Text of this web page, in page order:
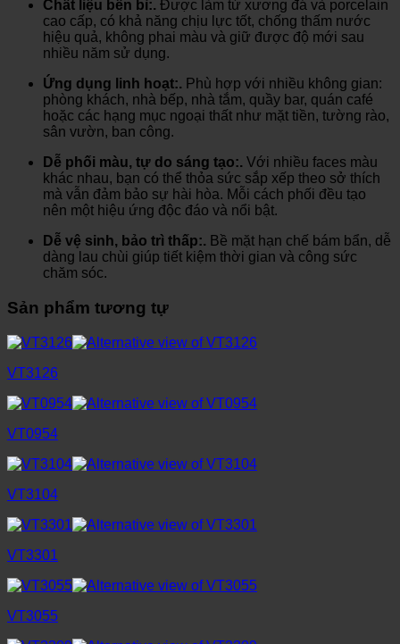
Chất liệu bền bỉ:. Được làm từ xương đá và porcelain
cao cấp, có khả năng chịu lực tốt, chống thấm nước
hiệu quả, không phai màu và giữ được độ mới sau
nhiều năm sử dụng.
Ứng dụng linh hoạt:. Phù hợp với nhiều không gian:
phòng khách, nhà bếp, nhà tắm, quầy bar, quán café
hoặc các hạng mục ngoại thất như mặt tiền, tường rào,
sân vườn, ban công.
Dễ phối màu, tự do sáng tạo:. Với nhiều faces màu
khác nhau, bạn có thể thỏa sức sắp xếp theo sở thích
mà vẫn đảm bảo sự hài hòa. Mỗi cách phối đều tạo
nên một hiệu ứng độc đáo và nổi bật.
Dễ vệ sinh, bảo trì thấp:. Bề mặt hạn chế bám bẩn, dễ
dàng lau chùi giúp tiết kiệm thời gian và công sức
chăm sóc.
Sản phẩm tương tự
VT3126
VT0954
VT3104
VT3301
VT3055